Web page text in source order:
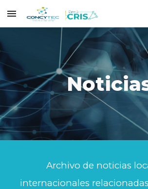
Skip to main content
Archivo de noticias
internacionales